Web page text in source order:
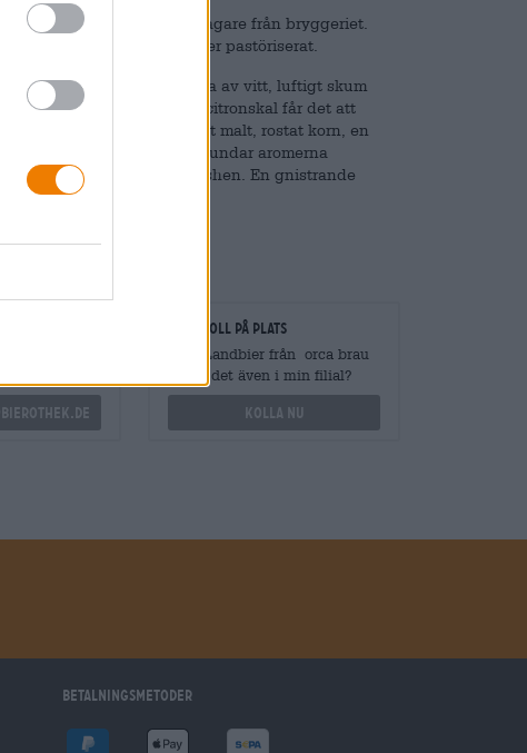
är en jordnära publikbehagare från bryggeriet.
och är varken filtrerat eller pastöriserat.
guldglas och har en krona av vitt, luftigt skum
bröd, gräsig humle och citronskal får det att
smeker gommen med söt malt, rostat korn, en
och syrligt citronskal avrundar aromerna
och sträcker sig in i finishen. En gnistrande
en fin fräschör.
kvantiteter
Kontroll på plats
Vara Landbier från orca brau
Finns det även i min filial?
Kolla nu
Betalningsmetoder